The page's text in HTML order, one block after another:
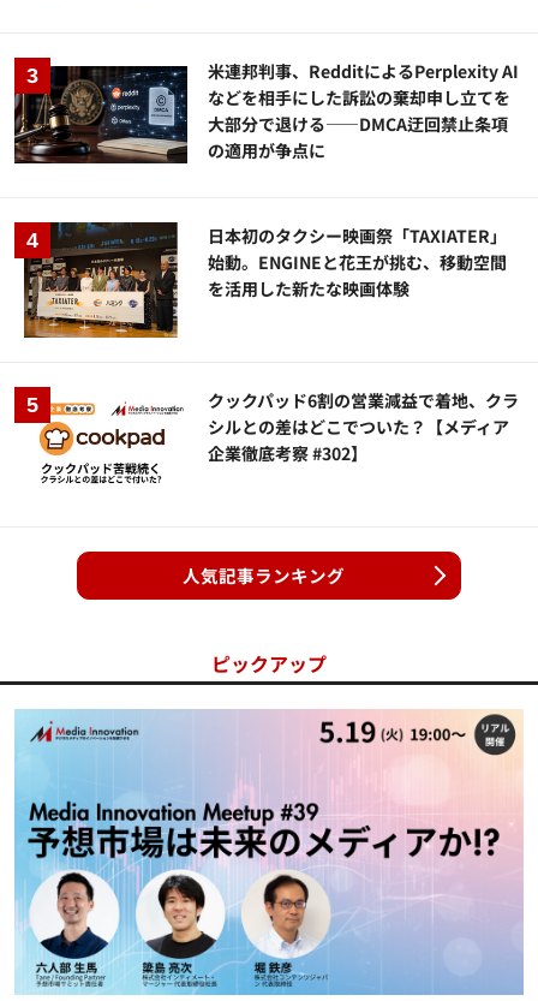
米連邦判事、RedditによるPerplexity AI
などを相手にした訴訟の棄却申し立てを
大部分で退ける——DMCA迂回禁止条項
の適用が争点に
日本初のタクシー映画祭「TAXIATER」
始動。ENGINEと花王が挑む、移動空間
を活用した新たな映画体験
クックパッド6割の営業減益で着地、クラ
シルとの差はどこでついた？【メディア
企業徹底考察 #302】
人気記事ランキング
ピックアップ